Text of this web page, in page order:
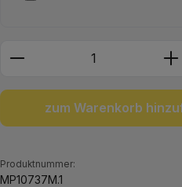
Produkt Anzahl:
zum Warenkorb
Produktnummer:
MP10737M.1